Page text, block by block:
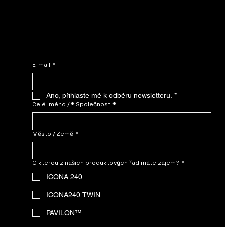
E-mail *
Ano, přihlaste mě k odběru newsletteru. *
Celé jméno / * Společnost *
Město / Země *
O kterou z našich produktových řad máte zájem? *
ICONA 240
ICONA240 TWIN
PAVILON™